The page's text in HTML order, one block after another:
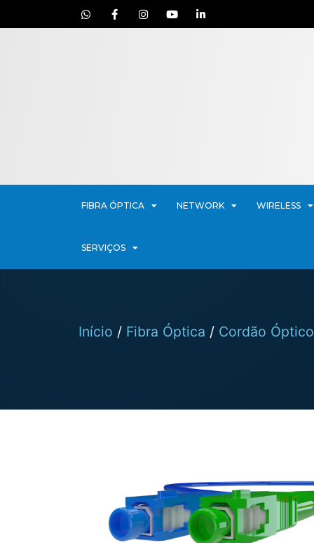
FIBRA ÓPTICA NETWORK WIRELESS
SERVIÇOS
Início / Fibra Óptica / Cordão Óptico